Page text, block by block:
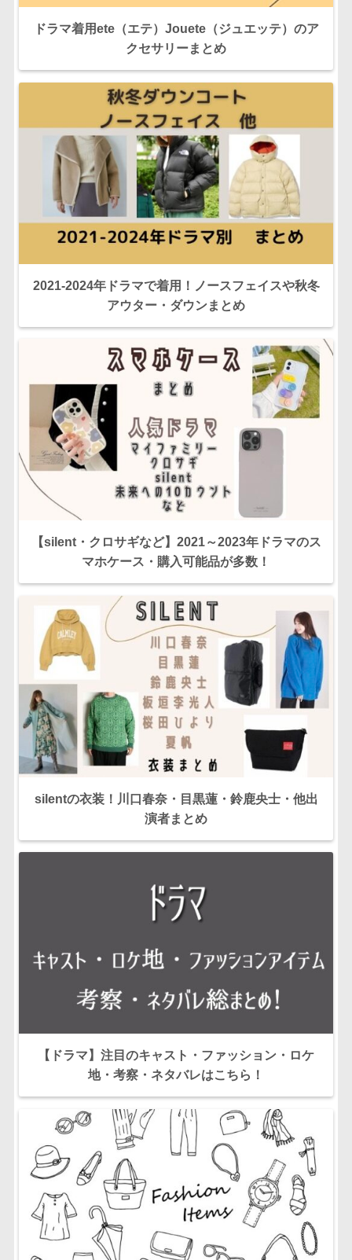
ドラマ着用ete（エテ）Jouete（ジュエッテ）のア
クセサリーまとめ
2021-2024年ドラマで着用！ノースフェイスや秋冬
アウター・ダウンまとめ
【silent・クロサギなど】2021～2023年ドラマのス
マホケース・購入可能品が多数！
silentの衣装！川口春奈・目黒蓮・鈴鹿央士・他出
演者まとめ
【ドラマ】注目のキャスト・ファッション・ロケ
地・考察・ネタバレはこちら！